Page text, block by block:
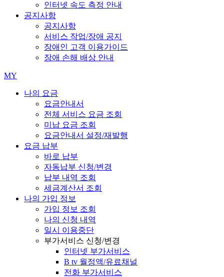
인터넷 속도 측정 안내
공지사항
공지사항
서비스 작업/장애 공지
장애인 고객 이용가이드
장애 손해 배상 안내
MY
나의 요금
요금안내서
전체 서비스 요금 조회
미납 요금 조회
요금안내서 설정/재발행
요금 납부
바로 납부
자동납부 신청/변경
납부 내역 조회
세금계산서 조회
나의 가입 정보
가입 정보 조회
나의 신청 내역
일시 이용중단
부가서비스 신청/변경
인터넷 부가서비스
B tv 월정액/유료채널
전화 부가서비스